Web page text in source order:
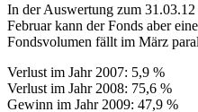
In der Auswertung zum
Februar kann der Fonds aber
Fondsvolumen fällt im März
Verlust im Jahr 2007: 5,9 %
Verlust im Jahr 2008: 75,6 %
Gewinn im Jahr 2009: 47,9 %